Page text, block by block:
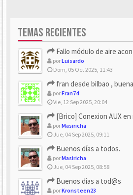
TEMAS RECIENTES
Fallo módulo de aire
porLuisardo
Dom, 05 Oct 2025, 11:43
fran desde bilbao ,
porFran74
Vie, 12 Sep 2025, 20:04
[Brico] Conexion AUX
porMasiricha
Jue, 04 Sep 2025, 09:11
Buenos días a todos.
porMasiricha
Jue, 04 Sep 2025, 08:58
Buenos dias a tod@s
porKronsteen23